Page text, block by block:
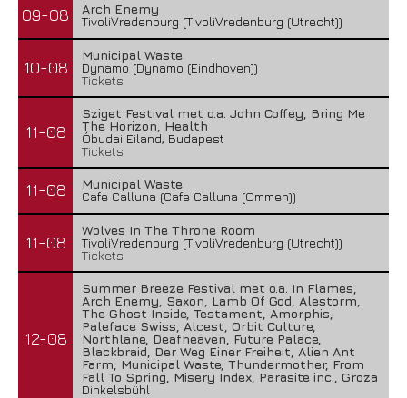
09-08
Arch Enemy
TivoliVredenburg (TivoliVredenburg (Utrecht))
10-08
Municipal Waste
Dynamo (Dynamo (Eindhoven))
Tickets
11-08
Sziget Festival met o.a. John Coffey, Bring Me
The Horizon, Health
Óbudai Eiland, Budapest
Tickets
11-08
Municipal Waste
Cafe Calluna (Cafe Calluna (Ommen))
11-08
Wolves In The Throne Room
TivoliVredenburg (TivoliVredenburg (Utrecht))
Tickets
12-08
Summer Breeze Festival met o.a. In Flames,
Arch Enemy, Saxon, Lamb Of God, Alestorm,
The Ghost Inside, Testament, Amorphis,
Paleface Swiss, Alcest, Orbit Culture,
Northlane, Deafheaven, Future Palace,
Blackbraid, Der Weg Einer Freiheit, Alien Ant
Farm, Municipal Waste, Thundermother, From
Fall To Spring, Misery Index, Parasite inc., Groza
Dinkelsbühl